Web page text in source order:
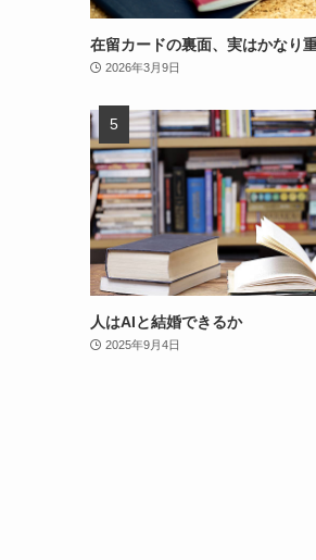
在留カードの裏面、実はかなり
2026年3月9日
人はAIと結婚できるか
2025年9月4日